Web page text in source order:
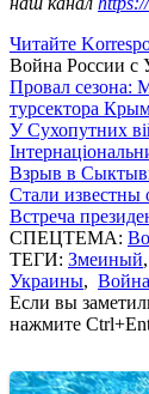
Читайте
Война России с
Провал сезона:
турсектора
У Сухопутних
Взрыв в
Стали
Встреча
СПЕЦТЕМА:
ТЕГИ: Змеиный,
Украины,
Если вы
нажмите